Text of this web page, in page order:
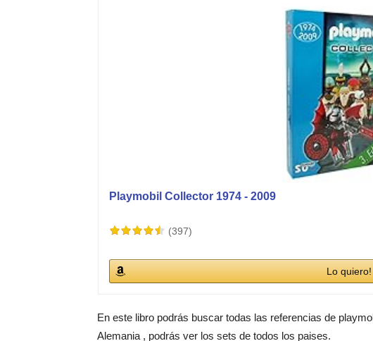
Playmobil Collector 1974 - 2009
(397)
Lo quiero!
En este libro podrás buscar todas las referencias de
Alemania , podrás ver los sets de todos los paises.